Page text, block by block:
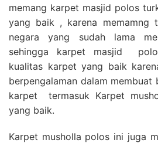
memang karpet masjid polos
yang baik , karena memamng
negara yang sudah lama
sehingga karpet masjid
kualitas karpet yang baik
berpengalaman dalam membuat
karpet termasuk Karpet
yang baik.
Karpet musholla polos ini juga